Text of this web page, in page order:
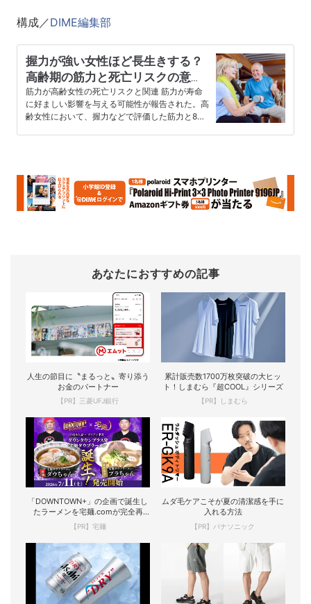
構成／DIME編集部
握力が強い女性ほど長生きする？
高齢期の筋力と死亡リスクの意外
な関係
筋力が高齢女性の死亡リスクと関連 筋力が寿命
に好ましい影響を与える可能性が報告された。高
齢女性において、握力などで評価した筋力と8年
あなたにおすすめの記事
人生の節目に〝まるっと〟寄り添う
お金のパートナー
【PR】三菱UFJ銀行
累計販売数1700万枚突破の大ヒッ
ト！しまむら『超COOL』シリーズ
【PR】しまむら
「DOWNTOWN+」の企画で誕生し
たラーメンを宅麺.comが完全再
現！
【PR】宅麺
ムダ毛ケアこそが夏の清潔感を手に
入れる方法
【PR】パナソニック